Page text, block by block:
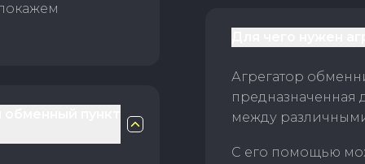
Агрегатор
предназначенная
между
С его помощью